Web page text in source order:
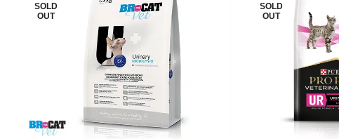
SOLD
OUT
SOLD
OUT